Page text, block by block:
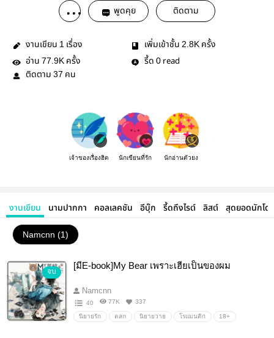
พูดคุย ติดตาม
งานเขียน 1 เรื่อง เพิ่มเข้าชั้น 2.8K ครั้ง
อ่าน 77.9K ครั้ง รี้ด 0 read
ติดตาม 37 คน
เจ้าของเรื่องฮิต นักเขียนที่รัก นักอ่านตัวยง
งานเขียน นามปากกา คอลเลคชัน อีบุ๊ก รี้ดถึงไรต์ ลิสต์ สุดยอดนักโด
Namcnn (1)
จบ
[มีE-book]My Bear เพราะเฮียเป็นของผม
Namcnn
40 77K 337
นิยายรัก ตลก นิยายวาย โรแมนติก 18+